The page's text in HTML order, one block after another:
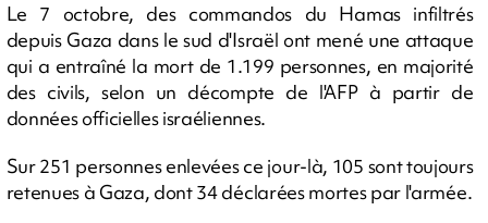
Le 7 octobre, des commandos du Hamas infiltrés
depuis Gaza dans le sud d'Israël ont mené une attaque
qui a entraîné la mort de 1.199 personnes, en majorité
des civils, selon un décompte de l'AFP à partir de
données officielles israéliennes.
Sur 251 personnes enlevées ce jour-là, 105 sont toujours
retenues à Gaza, dont 34 déclarées mortes par l'armée.